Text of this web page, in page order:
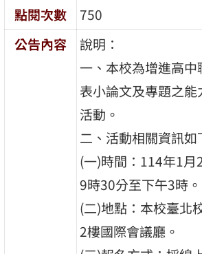
點閱次數
750
公告內容
說明：
一、本校為增進高
表小論文及專題之
活動。
二、活動相關資訊如
(一)時間：114年1月
9時30分至下午3時。
(二)地點：本校臺北
2樓國際會議廳。